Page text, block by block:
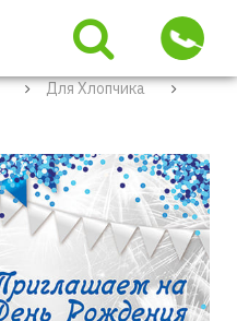
Для Хлопчика